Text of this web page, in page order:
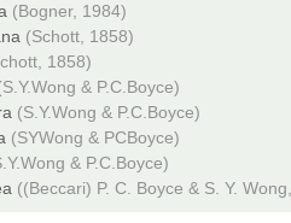
(Bogner, 1984)
(Schott, 1858)
1858)
& P.C.Boyce)
(S.Y.Wong & P.C.Boyce)
(SYWong & PCBoyce)
& P.C.Boyce)
((Beccari) P. C. Boyce & S. Y.